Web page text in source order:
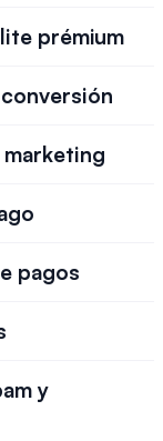
prémium
pagos
y